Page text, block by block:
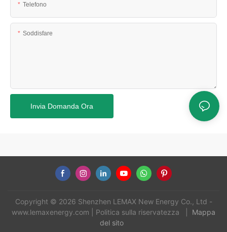
Telefono
Soddisfare
Invia Domanda Ora
Copyright © 2026 Shenzhen LEMAX New Energy Co., Ltd -
www.lemaxenergy.com
Politica sulla riservatezza
Mappa
del sito